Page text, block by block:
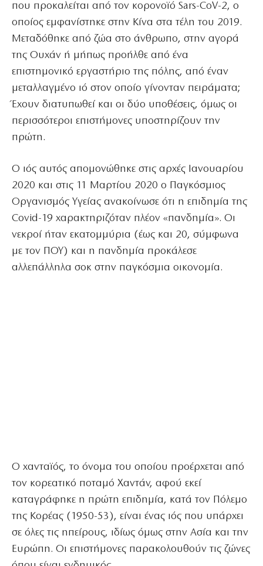
που προκαλείται από τον κορονοϊό Sars-CoV-2, ο
οποίος εμφανίστηκε στην Κίνα στα τέλη του 2019.
Μεταδόθηκε από ζώα στο άνθρωπο, στην αγορά
της Ουχάν ή μήπως προήλθε από ένα
επιστημονικό εργαστήριο της πόλης, από έναν
μεταλλαγμένο ιό στον οποίο γίνονταν πειράματα;
Έχουν διατυπωθεί και οι δύο υποθέσεις, όμως οι
περισσότεροι επιστήμονες υποστηρίζουν την
πρώτη.
Ο ιός αυτός απομονώθηκε στις αρχές Ιανουαρίου
2020 και στις 11 Μαρτίου 2020 ο Παγκόσμιος
Οργανισμός Υγείας ανακοίνωσε ότι η επιδημία της
Covid-19 χαρακτηριζόταν πλέον «πανδημία». Οι
νεκροί ήταν εκατομμύρια (έως και 20, σύμφωνα
με τον ΠΟΥ) και η πανδημία προκάλεσε
αλλεπάλληλα σοκ στην παγκόσμια οικονομία.
Ο χανταϊός, το όνομα του οποίου προέρχεται από
τον κορεατικό ποταμό Χαντάν, αφού εκεί
καταγράφηκε η πρώτη επιδημία, κατά τον Πόλεμο
της Κορέας (1950-53), είναι ένας ιός που υπάρχει
σε όλες τις ηπείρους, ιδίως όμως στην Ασία και την
Ευρώπη. Οι επιστήμονες παρακολουθούν τις ζώνες